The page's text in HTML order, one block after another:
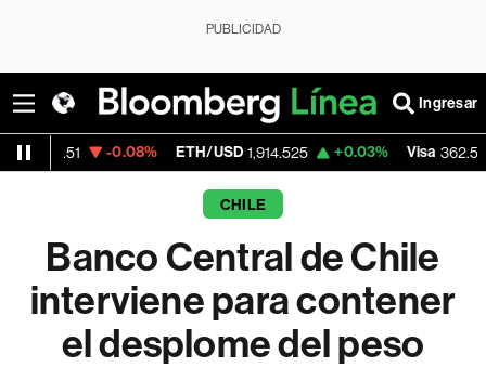
PUBLICIDAD
Ingresar
-0.08% ETH/USD 1,914.525 +0.03% Visa 362.50 -2.15%
CHILE
Banco Central de Chile
interviene para contener
el desplome del peso